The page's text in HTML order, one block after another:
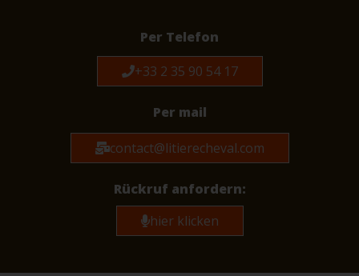
Per Telefon
+33 2 35 90 54 17
Per mail
contact@litierecheval.com
Rückruf anfordern:
hier klicken